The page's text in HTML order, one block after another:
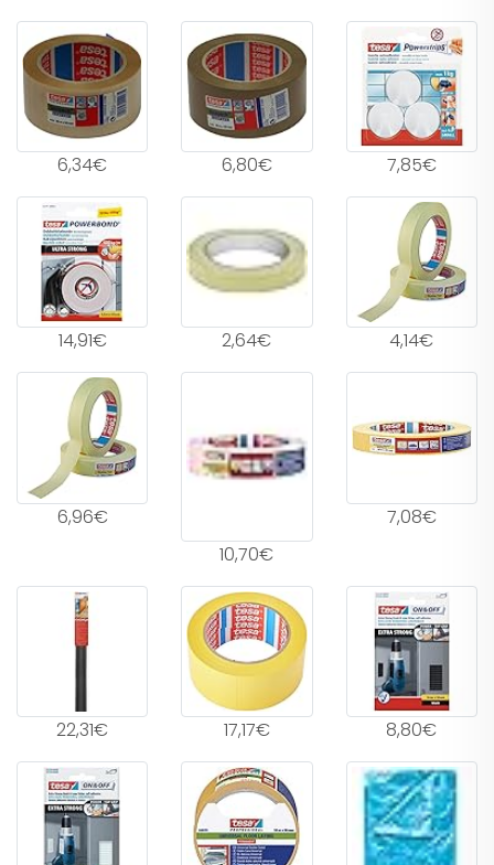
6,34€ 6,80€ 7,85€
14,91€ 2,64€ 4,14€
6,96€
10,70€
7,08€
22,31€ 17,17€ 8,80€